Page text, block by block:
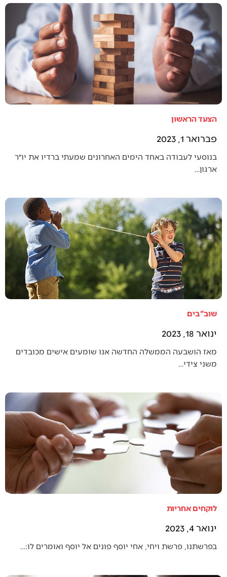
הצעד הראשון
פברואר 1, 2023
בנוסעי לעבודה באחד הימים האחרונים שמעתי ברדיו את יו״ר
ארגון…
שוב"בים
ינואר 18, 2023
מאז הושבעה הממשלה החדשה אנו שומעים אישים מכובדים
משני צידי…
לוקחים אחריות
ינואר 4, 2023
בפרשתנו, פרשת ויחי, אחי יוסף פונים אל יוסף ואומרים לו:…